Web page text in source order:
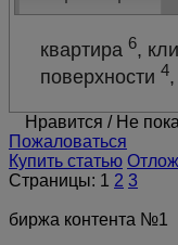
квартира6,
поверхности4
Нравится / Не
Пожаловаться
Купить статью
Страницы: 1 2 3
биржа контента №1